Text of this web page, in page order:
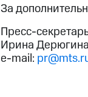
За
Пресс-
Ирина Дерюгина
e-mail: